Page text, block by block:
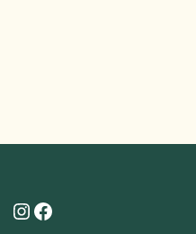
Instagram Facebook